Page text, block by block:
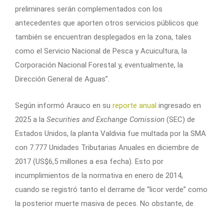
preliminares serán complementados con los
antecedentes que aporten otros servicios públicos que
también se encuentran desplegados en la zona, tales
como el Servicio Nacional de Pesca y Acuicultura, la
Corporación Nacional Forestal y, eventualmente, la
Dirección General de Aguas”.
Según informó Arauco en su reporte anual ingresado en
2025 a la Securities and Exchange Comission (SEC) de
Estados Unidos, la planta Valdivia fue multada por la SMA
con 7.777 Unidades Tributarias Anuales en diciembre de
2017 (US$6,5 millones a esa fecha). Esto por
incumplimientos de la normativa en enero de 2014,
cuando se registró tanto el derrame de “licor verde” como
la posterior muerte masiva de peces. No obstante, de